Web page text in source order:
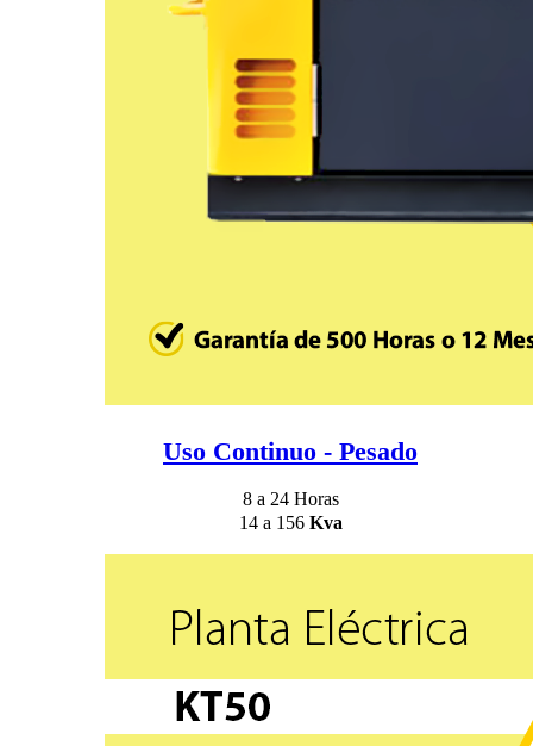
Uso Continuo - Pesado
8 a 24 Horas
14 a 156 Kva